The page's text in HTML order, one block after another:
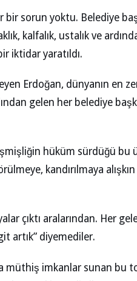
bir sorun yoktu. Belediye
kalfalık, ustalık ve
iktidar yaratıldı.
Erdoğan, dünyanın en
gelen her belediye
hüküm sürdüğü bu
kandırılmaya
çıktı aralarından. Her
artık” diyemediler.
müthiş imkanlar sunan bu